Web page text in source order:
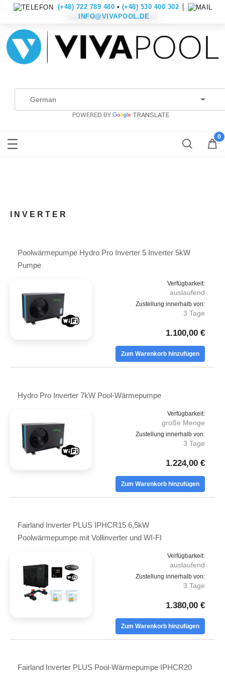
Konto erstellen Anmelden
POWERED BY TRANSLATE
(+48) 722 789 480 • (+48) 530 400 302
INFO@VIVAPOOL.DE
INVERTER
Poolwärmepumpe Hydro Pro Inverter 5 Inverter 5kW
Pumpe
Verfügbarkeit:
auslaufend
Zustellung innerhalb von:
3 Tage
1.100,00 €
Zum Warenkorb hinzufügen
Hydro Pro Inverter 7kW Pool-Wärmepumpe
Verfügbarkeit:
große Menge
Zustellung innerhalb von:
3 Tage
1.224,00 €
Zum Warenkorb hinzufügen
Fairland Inverter PLUS IPHCR15 6,5kW
Poolwärmepumpe mit Vollinverter und WI-FI
Verfügbarkeit:
auslaufend
Zustellung innerhalb von:
3 Tage
1.380,00 €
Zum Warenkorb hinzufügen
Fairland Inverter PLUS Pool-Wärmepumpe IPHCR20